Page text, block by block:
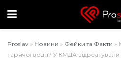
Proslav » Новини » Фейки та Факти »
гарячої води? У КМДА відреагували